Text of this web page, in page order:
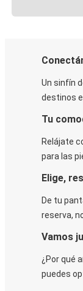
Un sinfín
destinos
Tu
Relájate
para las
Elige,
De tu
reserva,
Vamos
¿Por qué
puedes